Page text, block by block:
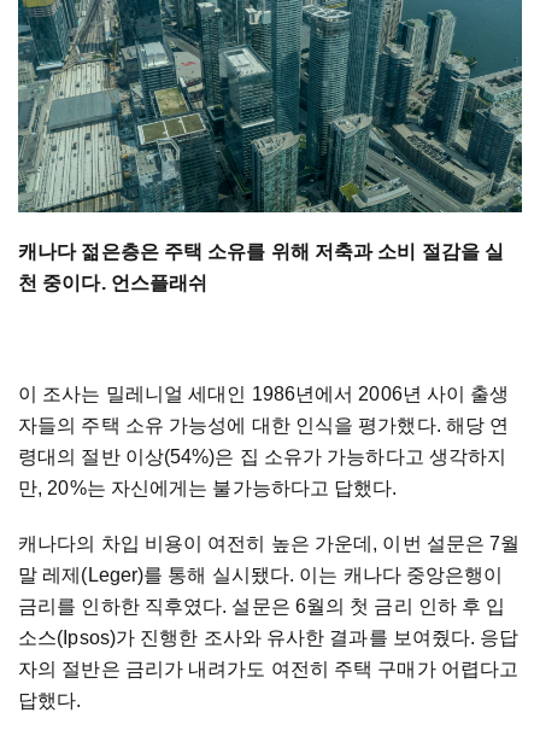
캐나다 젊은층은 주택 소유를 위해 저축과 소비 절감을 실
천 중이다. 언스플래쉬
이 조사는 밀레니얼 세대인 1986년에서 2006년 사이 출생
자들의 주택 소유 가능성에 대한 인식을 평가했다. 해당 연
령대의 절반 이상(54%)은 집 소유가 가능하다고 생각하지
만, 20%는 자신에게는 불가능하다고 답했다.
캐나다의 차입 비용이 여전히 높은 가운데, 이번 설문은 7월
말 레제(Leger)를 통해 실시됐다. 이는 캐나다 중앙은행이
금리를 인하한 직후였다. 설문은 6월의 첫 금리 인하 후 입
소스(Ipsos)가 진행한 조사와 유사한 결과를 보여줬다. 응답
자의 절반은 금리가 내려가도 여전히 주택 구매가 어렵다고
답했다.